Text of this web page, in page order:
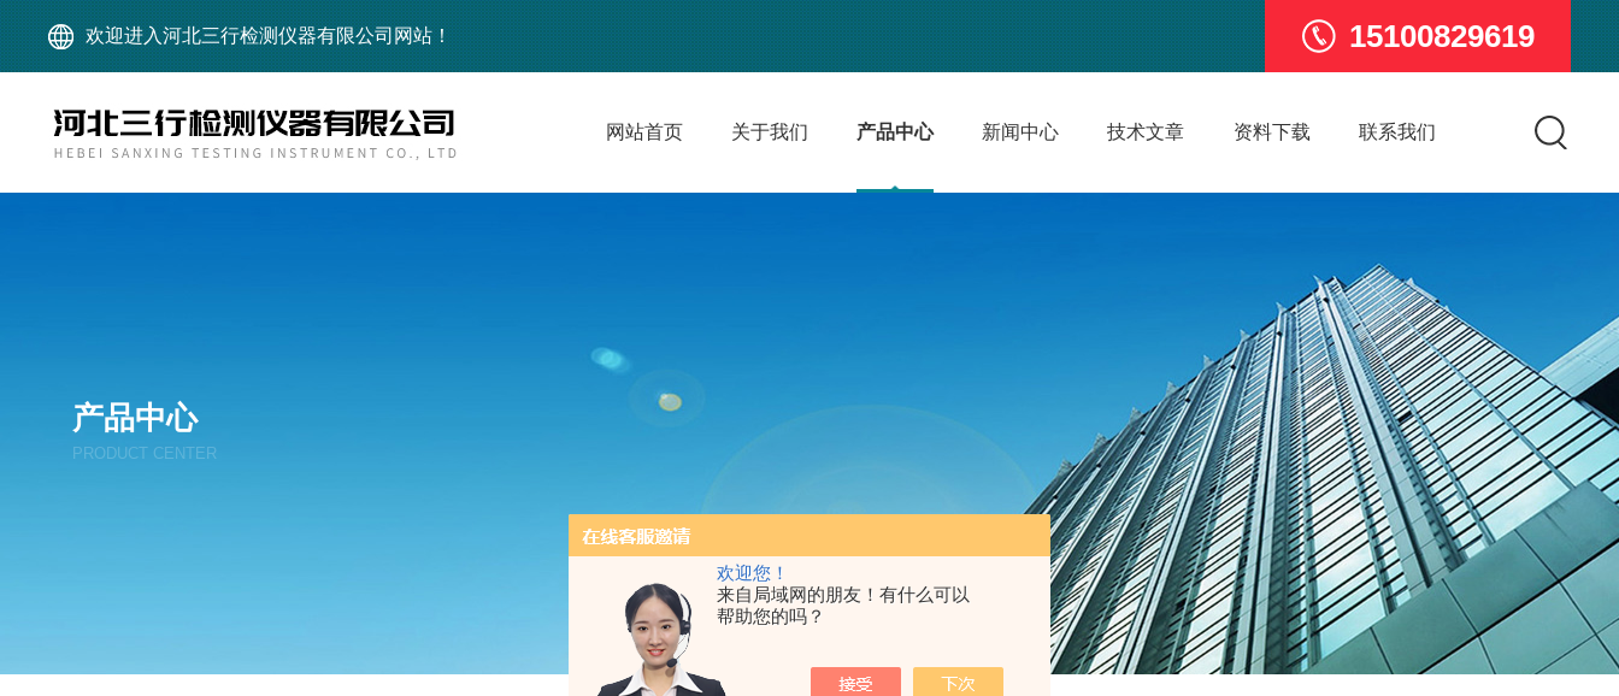
欢迎您！
来自局域网的朋友！有什么可以
帮助您的吗？
欢迎进入河北三行检测仪器有限公司网站！ 15100829619
网站首页 关于我们 产品中心 新闻中心 技术文章 资料下载 联系我们
产品中心
PRODUCT CENTER